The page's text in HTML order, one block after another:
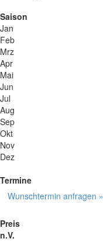
Saison
Jan
Feb
Mrz
Apr
Mai
Jun
Jul
Aug
Sep
Okt
Nov
Dez
Termine
Wunschtermin anfragen »
Preis
n.V.